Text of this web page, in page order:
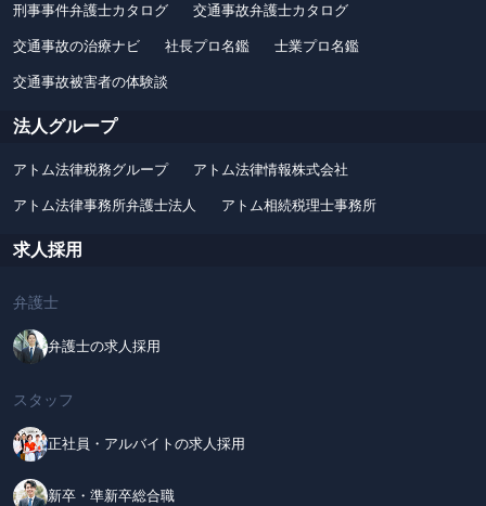
刑事事件弁護士カタログ 交通事故弁護士カタログ
交通事故の治療ナビ 社長プロ名鑑 士業プロ名鑑
交通事故被害者の体験談
法人グループ
アトム法律税務グループ アトム法律情報株式会社
アトム法律事務所弁護士法人 アトム相続税理士事務所
求人採用
弁護士
弁護士の求人採用
スタッフ
正社員・アルバイトの求人採用
新卒・準新卒総合職